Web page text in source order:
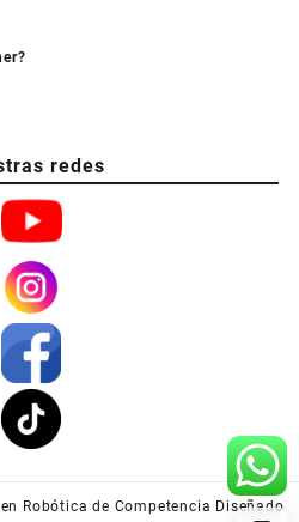
redes
Robótica de Competencia Diseñado